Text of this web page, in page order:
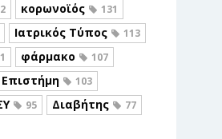
κορωνοϊός 131
Ιατρικός Τύπος 113
φάρμακο 107
Επιστήμη 103
95 Διαβήτης 77